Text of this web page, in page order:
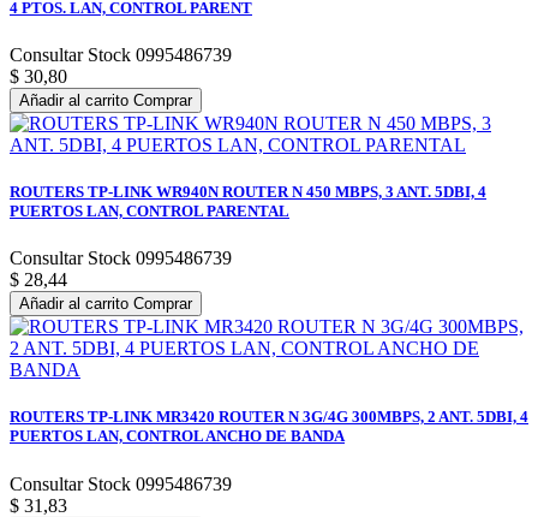
4 PTOS. LAN, CONTROL PARENT
Consultar Stock 0995486739
$ 30,80
Añadir al carrito Comprar
ROUTERS TP-LINK WR940N ROUTER N 450 MBPS, 3 ANT. 5DBI, 4
PUERTOS LAN, CONTROL PARENTAL
Consultar Stock 0995486739
$ 28,44
Añadir al carrito Comprar
ROUTERS TP-LINK MR3420 ROUTER N 3G/4G 300MBPS, 2 ANT. 5DBI, 4
PUERTOS LAN, CONTROL ANCHO DE BANDA
Consultar Stock 0995486739
$ 31,83